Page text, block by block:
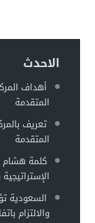
الاحدث
أهداف
المتقدمة
تعريف
المتقدمة
كلمة هشام
السعودية
والالتزام